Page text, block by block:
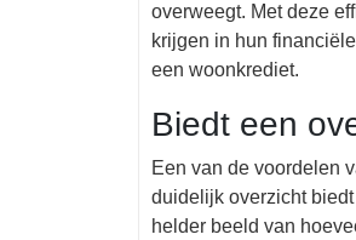
overweegt. Met deze
krijgen in hun
een woonkrediet.
Biedt een
Een van de voordelen
duidelijk overzicht
helder beeld van